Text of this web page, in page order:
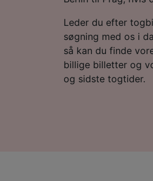
Leder du efter
søgning med os i
så kan du finde
billige billetter og
og sidste togtider.